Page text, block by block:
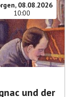
08.08.2026
10:00
und der